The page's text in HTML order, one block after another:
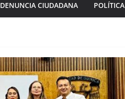
DENUNCIA CIUDADANA POLÍTICA